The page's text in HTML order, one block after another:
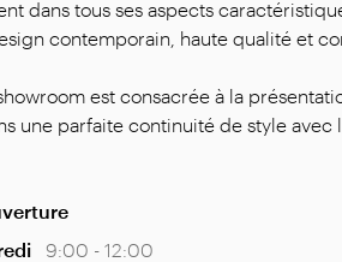
dans tous ses aspects
contemporain, haute qualité et
est consacrée à la
une parfaite continuité de style
9:00 - 12:00